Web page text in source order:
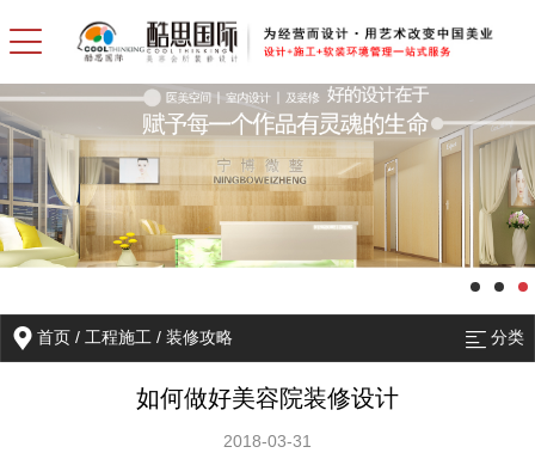
首页 /工程施工 /装修攻略 分类
如何做好美容院装修设计
2018-03-31